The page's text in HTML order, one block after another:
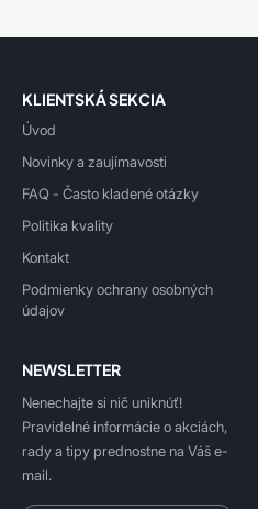
KLIENTSKÁ SEKCIA
Úvod
Novinky a zaujímavosti
FAQ - Často kladené otázky
Politika kvality
Kontakt
Podmienky ochrany osobných
údajov
NEWSLETTER
Nenechajte si nič uniknúť!
Pravidelné informácie o akciách,
rady a tipy prednostne na Váš e-
mail.